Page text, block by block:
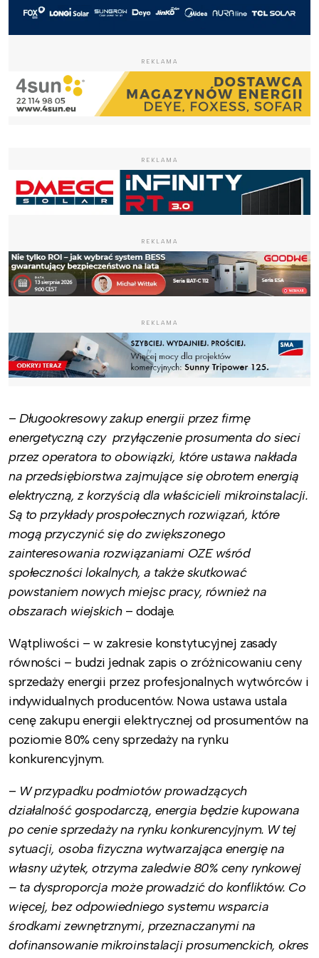
REKLAMA
REKLAMA
REKLAMA
REKLAMA
–Długookresowy zakup energii przez firmę
energetyczną czy przyłączenie prosumenta do sieci
przez operatora to obowiązki, które ustawa nakłada
na przedsiębiorstwa zajmujące się obrotem energią
elektryczną, z korzyścią dla właścicieli mikroinstalacji.
Są to przykłady prospołecznych rozwiązań, które
mogą przyczynić się do zwiększonego
zainteresowania rozwiązaniami OZE wśród
społeczności lokalnych, a także skutkować
powstaniem nowych miejsc pracy, również na
obszarach wiejskich– dodaje.
Wątpliwości – w zakresie konstytucyjnej zasady
równości – budzi jednak zapis o zróżnicowaniu ceny
sprzedaży energii przez profesjonalnych wytwórców i
indywidualnych producentów. Nowa ustawa ustala
cenę zakupu energii elektrycznej od prosumentów na
poziomie 80% ceny sprzedaży na rynku
konkurencyjnym.
– W przypadku podmiotów prowadzących
działalność gospodarczą, energia będzie kupowana
po cenie sprzedaży na rynku konkurencyjnym. W tej
sytuacji, osoba fizyczna wytwarzająca energię na
własny użytek, otrzyma zaledwie 80% ceny rynkowej
– ta dysproporcja może prowadzić do konfliktów. Co
więcej, bez odpowiedniego systemu wsparcia
środkami zewnętrznymi, przeznaczanymi na
dofinansowanie mikroinstalacji prosumenckich, okres